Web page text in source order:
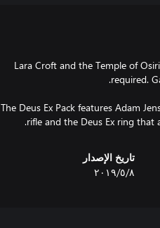
Lara Croft and the Temple of
The Deus Ex Pack features Adam
rifle and the Deus Ex ring that
تاريخ الإصدار
٨‏/٥‏/٢٠١٩